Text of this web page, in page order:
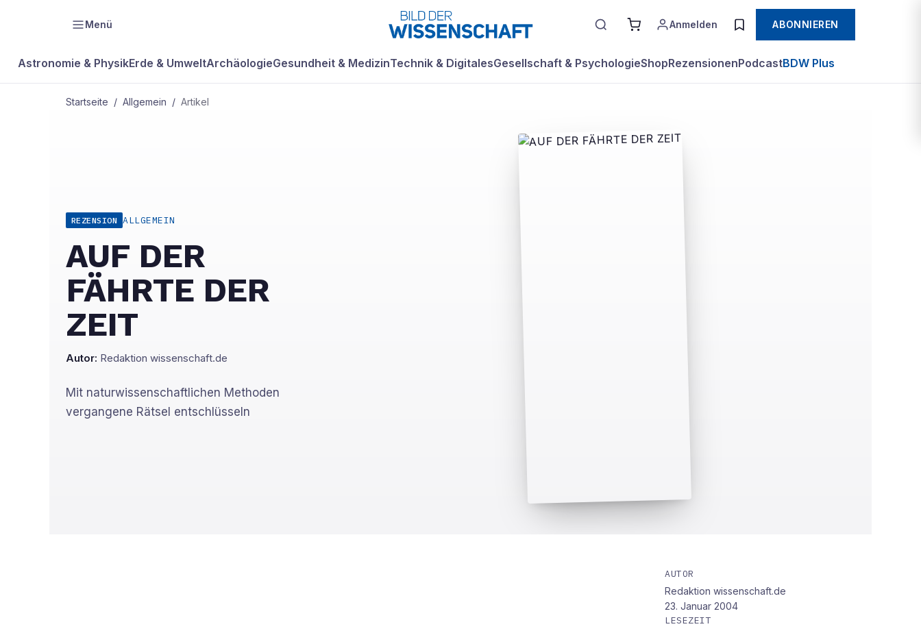
Menü Anmelden ABONNIEREN
Astronomie & PhysikErde & UmweltArchäologieGesundheit & MedizinTechnik & DigitalesGesellschaft & PsychologieShopRezensionenPodcastBDW Plus
Startseite / Allgemein / Artikel
REZENSION ALLGEMEIN
AUF DER
FÄHRTE DER
ZEIT
Autor: Redaktion wissenschaft.de
Mit naturwissenschaftlichen Methoden
vergangene Rätsel entschlüsseln
AUTOR
Redaktion wissenschaft.de
23. Januar 2004
LESEZEIT